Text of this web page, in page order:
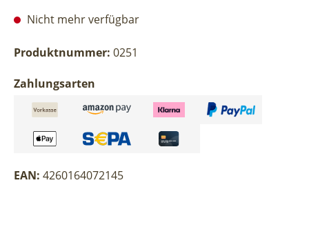
Nicht mehr verfügbar
Produktnummer: 0251
Zahlungsarten
EAN: 4260164072145